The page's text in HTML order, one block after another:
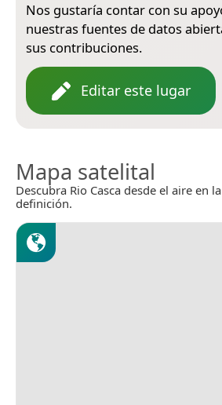
Nos gustaría contar con su
nuestras fuentes de datos
sus contribuciones.
Editar este lugar
Mapa satelital
Descubra Rio Casca desde el aire en
definición.